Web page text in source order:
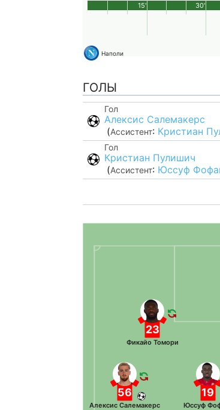
Наполи
15' 30'
ГОЛЫ
Гол
Алексис Салемакерс
(Ассистент: Кристиан
Гол
Кристиан Пулишич
(Ассистент: Юссуф
23
Фикайо Томори
19
Юссуф
56
Алексис Салемакерс